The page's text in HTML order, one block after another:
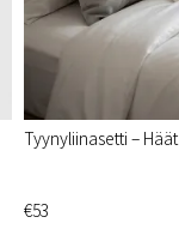
Tyynyliinasetti – Häät
€53